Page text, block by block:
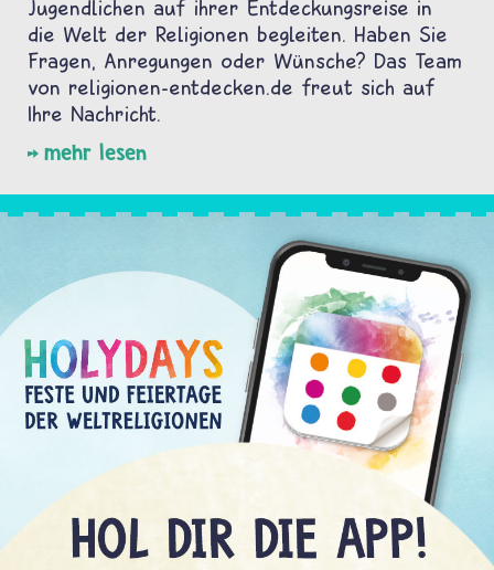
Jugendlichen auf ihrer Entdeckungsreise in
die Welt der Religionen begleiten. Haben Sie
Fragen, Anregungen oder Wünsche? Das Team
von religionen-entdecken.de freut sich auf
Ihre Nachricht.
mehr lesen